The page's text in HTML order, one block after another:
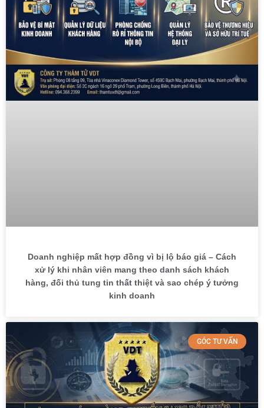
Doanh nghiệp mất hợp đồng vì bị lộ báo giá – Cách
xử lý khi nhân viên mang theo danh sách khách
hàng, đối thủ tung tin thất thiệt và sao chép ý tưởng
kinh doanh
GÓC TƯ VẤN